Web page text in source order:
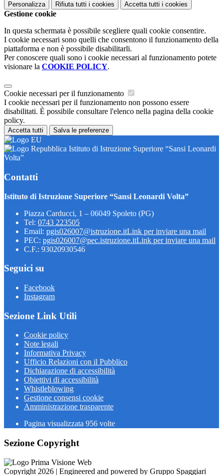
Personalizza Rifiuta tutti i cookies Accetta tutti i cookies
Gestione cookie
In questa schermata è possibile scegliere quali cookie consentire.
I cookie necessari sono quelli che consentono il funzionamento della
piattaforma e non è possibile disabilitarli.
Per conoscere quali sono i cookie necessari al funzionamento potete
visionare la COOKIE POLICY.
Cookie necessari per il funzionamento
I cookie necessari per il funzionamento non possono essere
disabilitati. È possibile consultare l'elenco nella pagina della cookie
policy.
Accetta tutti Salva le preferenze
Istituto di Istruzione Superiore “Sansi Leonardi
Volta”
Contatti
Istituto di Istruzione Superiore “Sansi Leonardi Volta”
Piazza Carducci, 1 – 06049 Spoleto (PG)
Tel: 0743 223505
Email: pgis026007@istruzione.itLink per inviare una mail
PEC: pgis026007@pec.istruzione.itLink per inviare una mail
C.F.: 93020930546
Seguici su
Facebook
Instagram
Sezione Link Utili
Cookie policy
Note legali
Informativa Privacy
Ufficio Relazioni con il Pubblico
Dichiarazione di accessibilità
Obiettivi di accessibilità
Whistleblowing
Gestione consensi cookie
Amministrazione trasparente
Pagina visualizzata 956 volte
Sezione Copyright
Copyright 2026 | Engineered and powered by Gruppo Spaggiari